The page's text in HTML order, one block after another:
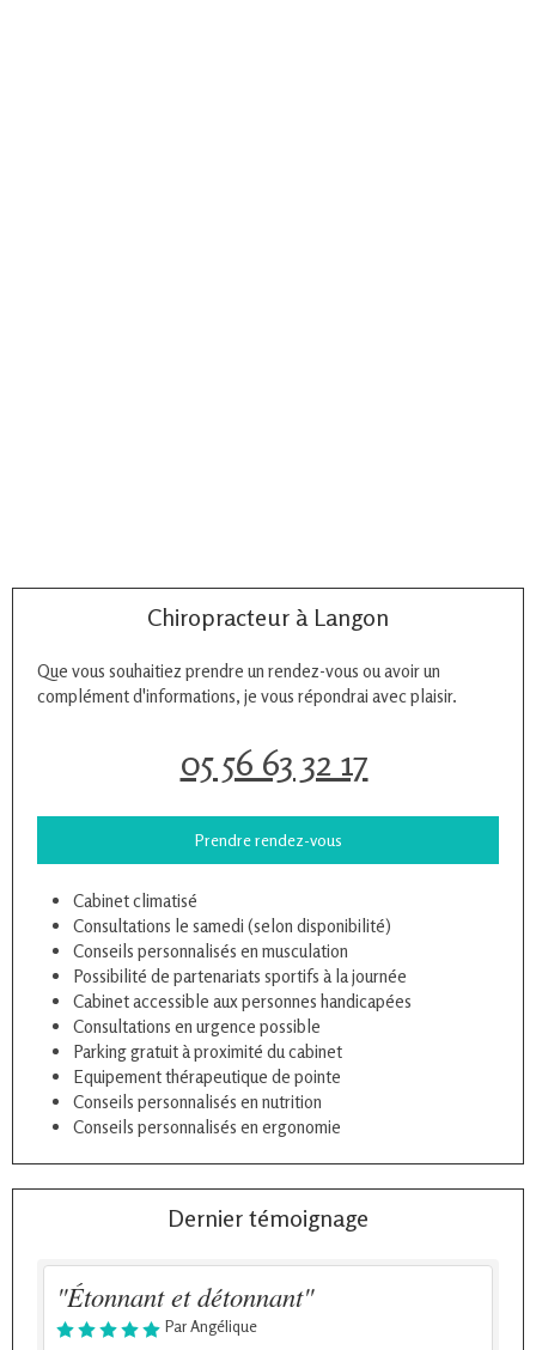
Chiropracteur à Langon
Que vous souhaitiez prendre un rendez-vous ou avoir un
complément d'informations, je vous répondrai avec plaisir.
05 56 63 32 17
Prendre rendez-vous
Cabinet climatisé
Consultations le samedi (selon disponibilité)
Conseils personnalisés en musculation
Possibilité de partenariats sportifs à la journée
Cabinet accessible aux personnes handicapées
Consultations en urgence possible
Parking gratuit à proximité du cabinet
Equipement thérapeutique de pointe
Conseils personnalisés en nutrition
Conseils personnalisés en ergonomie
Dernier témoignage
"Étonnant et détonnant"
Par Angélique